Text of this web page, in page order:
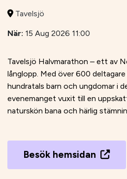
Tavelsjö
När: 15 Aug 2026 11:00
Tavelsjö Halvmarathon – ett av
långlopp. Med över 600 deltagare
hundratals barn och ungdomar i
evenemanget vuxit till en
naturskön bana och härlig
Besök hemsidan